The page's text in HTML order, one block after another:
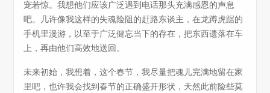
宠若惊。我想他们应该广泛遇到电话那头充满感恩的声息
吧。几许像我这样的失魂险阻的赶路东谈主，在龙蹲虎踞的
手机里漫游，以至于广泛健忘当下的存在，把东西遗落在车
上，再由他们高效地送回。
未来初始，我想着，这个春节，我尽量把魂儿完满地留在家
里吧，也许我会找到春节的正确盛开形状，天然此前险些莫